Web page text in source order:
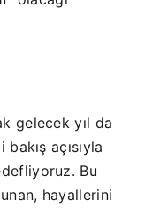
gelecek yıl da
açısıyla
Bu
hayallerini